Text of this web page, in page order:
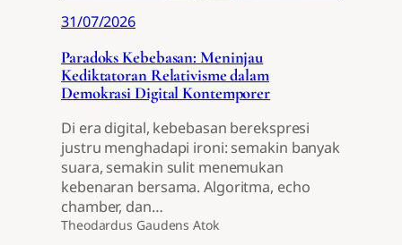
31/07/2026
Paradoks Kebebasan: Meninjau
Kediktatoran Relativisme dalam
Demokrasi Digital Kontemporer
Di era digital, kebebasan berekspresi
justru menghadapi ironi: semakin banyak
suara, semakin sulit menemukan
kebenaran bersama. Algoritma, echo
chamber, dan…
Theodardus Gaudens Atok